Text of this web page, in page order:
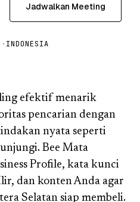
Jadwalkan Meeting
· INDONESIA
efektif menarik
pencarian dengan
nyata seperti
Bee Mata
Profile, kata kunci
dan konten Anda agar
Selatan siap membeli.